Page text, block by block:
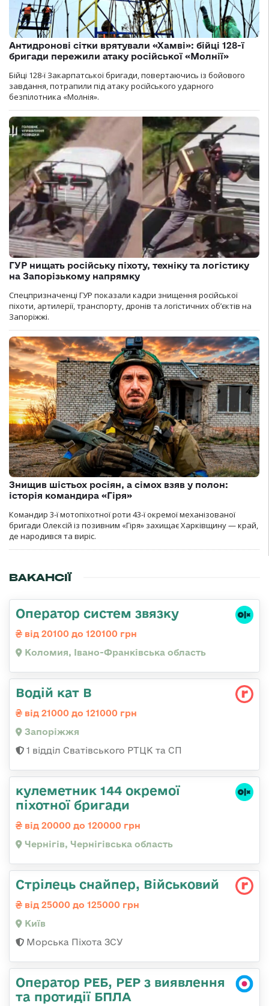
Антидронові сітки врятували «Хамві»: бійці 128-ї
бригади пережили атаку російської «Молнії»
Бійці 128-ї Закарпатської бригади, повертаючись із бойового
завдання, потрапили під атаку російського ударного
безпілотника «Молнія».
ГУР нищать російську піхоту, техніку та логістику
на Запорізькому напрямку
Спецпризначенці ГУР показали кадри знищення російської
піхоти, артилерії, транспорту, дронів та логістичних об’єктів на
Запоріжжі.
Знищив шістьох росіян, а сімох взяв у полон:
історія командира «Гіря»
Командир 3-ї мотопіхотної роти 43-ї окремої механізованої
бригади Олексій із позивним «Гіря» захищає Харківщину — край,
де народився та виріс.
ВАКАНСІЇ
Оператор систем звязку
від 20100 до 120100 грн
Коломия, Івано-Франківська область
Водій кат В
від 21000 до 121000 грн
Запоріжжя
1 відділ Сватівського РТЦК та СП
кулеметник 144 окремої
піхотної бригади
від 20000 до 120000 грн
Чернігів, Чернігівська область
Стрілець снайпер, Військовий
від 25000 до 125000 грн
Київ
Морська Піхота ЗСУ
Оператор РЕБ, РЕР з виявлення
та протидії БПЛА